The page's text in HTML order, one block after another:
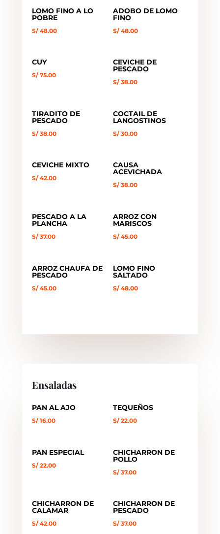
LOMO FINO A LO
POBRE
S/48.00
ADOBO DE LOMO
FINO
S/ 48.00
CUY
S/75.00
CEVICHE DE
PESCADO
S/ 38.00
TIRADITO DE
PESCADO
S/38.00
COCTAIL DE
LANGOSTINOS
S/ 30.00
CEVICHE MIXTO
S/42.00
CAUSA
ACEVICHADA
S/ 38.00
PESCADO A LA
PLANCHA
S/37.00
ARROZ CON
MARISCOS
S/ 45.00
ARROZ CHAUFA DE
PESCADO
S/45.00
LOMO FINO
SALTADO
S/ 48.00
Ensaladas
PAN AL AJO
S/16.00
TEQUEÑOS
S/ 22.00
PAN ESPECIAL
S/22.00
CHICHARRON DE
POLLO
S/ 37.00
CHICHARRON DE
CALAMAR
S/42.00
CHICHARRON DE
PESCADO
S/ 37.00